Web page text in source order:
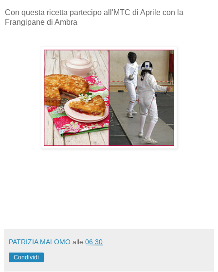
Con questa ricetta partecipo all'MTC di Aprile con la
Frangipane di Ambra
PATRIZIA MALOMO alle 06:30
Condividi